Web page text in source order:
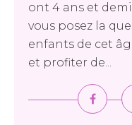
ont 4 ans et
vous posez la
enfants de cet
et profiter de...